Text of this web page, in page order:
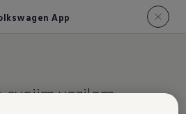
App
svojim vozilom.